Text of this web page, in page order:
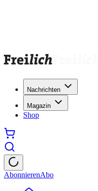
Nachrichten
Magazin
Shop
AbonnierenAbo